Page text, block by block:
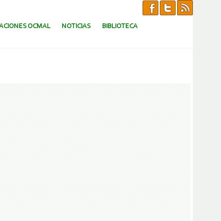
OCMAL NOTICIAS BIBLIOTECA